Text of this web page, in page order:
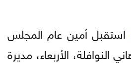
استقبل أمين عام المجلس
النوافلة، الأربعاء، مديرة